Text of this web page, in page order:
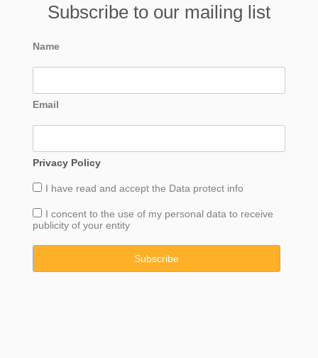
Subscribe to our mailing list
Name
Email
Privacy Policy
I have read and accept the Data protect info
I concent to the use of my personal data to receive
publicity of your entity